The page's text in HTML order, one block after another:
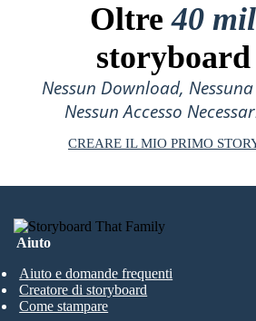
Oltre40
Nessun Download,
Nessun Accesso
CREARE IL MIO PRIMO
Aiuto
Aiuto e domande frequenti
Creatore di storyboard
Come stampare